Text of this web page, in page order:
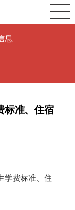
息
标准、住宿
学费标准、住